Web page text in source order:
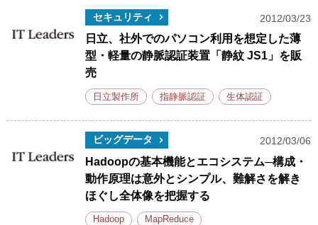
セキュリティ 2012/03/23
日立、社外でのパソコン利用を想定した薄
型・軽量の静脈認証装置「静紋 JS1」を販
売
日立製作所 指静脈認証 生体認証
ビッグデータ 2012/03/06
Hadoopの基本機能とエコシステム─構成・
動作原理は意外とシンプル、難解さを解き
ほぐし全体像を把握する
Hadoop MapReduce